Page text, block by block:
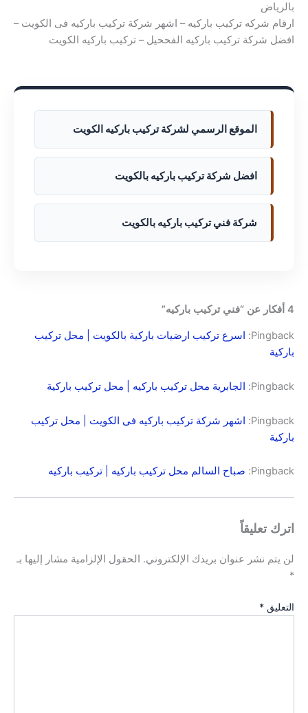
بالرياض
ارقام شركه تركيب باركيه – اشهر شركة تركيب باركيه فى الكويت –
افضل شركة تركيب باركيه الفححيل – تركيب باركيه الكويت
الموقع الرسمي لشركة تركيب باركيه الكويت
افضل شركة تركيب باركيه بالكويت
شركة فني تركيب باركيه بالكويت
4 أفكار عن “فني تركيب باركيه”
Pingback:
اسرع تركيب ارضيات باركية بالكويت | محل تركيب
باركية
Pingback: الجابرية محل تركيب باركيه | محل تركيب باركية
Pingback: اشهر شركة تركيب باركيه فى الكويت | محل تركيب
باركية
Pingback: صباح السالم محل تركيب باركيه | تركيب باركيه
اترك تعليقاً
لن يتم نشر عنوان بريدك الإلكتروني. الحقول الإلزامية مشار إليها بـ
*
التعليق *